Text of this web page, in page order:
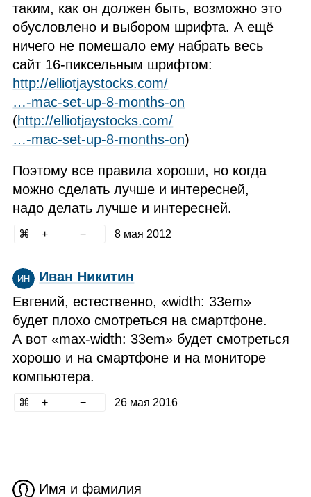
таким, как он должен быть, возможно это
обусловлено и выбором шрифта. А ещё
ничего не помешало ему набрать весь
сайт 16‑пиксельным шрифтом:
http://elliotjaystocks.com/
…‑mac‑set‑up‑8‑months‑on
(http://elliotjaystocks.com/
…‑mac‑set‑up‑8‑months‑on)
Поэтому все правила хороши, но когда
можно сделать лучше и интересней,
надо делать лучше и интересней.
8 мая 2012
ИН
Иван Никитин
Евгений, естественно, «width: 33em»
будет плохо смотреться на смартфоне.
А вот «max‑width: 33em» будет смотреться
хорошо и на смартфоне и на мониторе
компьютера.
26 мая 2016
Имя и фамилия